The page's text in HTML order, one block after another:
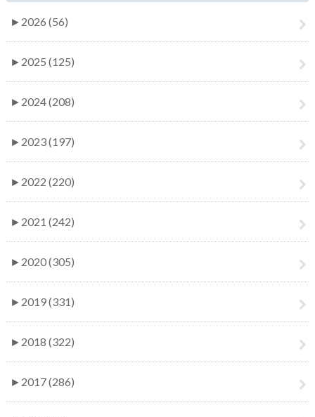
► 2026 (56)
► 2025 (125)
► 2024 (208)
► 2023 (197)
► 2022 (220)
► 2021 (242)
► 2020 (305)
► 2019 (331)
► 2018 (322)
► 2017 (286)